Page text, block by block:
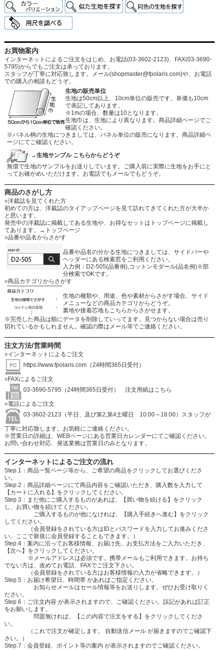
お買物案内
インターネットによるご注文をはじめ、お電話(03-3602-2123)、FAX(03-3690-
5795)からでもご注文は承っております。
スタッフが丁寧に対応致します。メール(shopmaster@fpolaris.com)や、お電話
での購入の相談もどうぞ。
生地の販売単位
生地は50cm以上、10cm単位の販売です。単価も10cm
で表記してあります。
※1mの場合、数量は10となります。
生地巾は、生地により異なります。商品詳細ページでご
確認ください。
※パネル柄の生地につきましては、パネル単位の販売になります。商品詳細ペ
ージにてご確認ください。
→生地サンプル こちらからどうぞ
無償で生地のサンプルをお送りしています。ご購入前に実際に生地をお手にと
ってお確かめいただけます。お電話でもメールでもどうぞ。
商品のさがし方
○洋裁誌を見てくれた方
初めての方は、洋裁誌のタイアップページを見て訪れてきてくれた方が大半か
と思います。
発売中の洋裁誌に掲載してある生地や、お得なセットはトップページに掲載し
てあります。
→トップページ
○品番や品名からさがす
品番や品名の分かる生地につきましては、サイドバーや
ヘッダーにある検索窓をご利用ください。
入力例：D2-505(品番例),コットンモダール(品名例)※部
分検索でOKです。
○商品カテゴリからさがす
生地の種類や、用途、色や素材からさがす場合、サイド
メニューなどの商品カテゴリからどうぞ。
裏地や接着芯地もこちらからさがせます。
※完売した商品は順にデータを削除していってます。見つからない場合は売り
切れているかもしれません。確認の際はメール等でご連絡ください。
注文方法/営業時間
○インターネットによるご注文
https://www.fpolaris.com（24時間365日受付）
○FAXによるご注文
03-3690-5795（24時間365日受付）
注文用紙はこちら
○電話によるご注文
03-3602-2123（平日、及び第2,第4土曜日 10:00～18:00）スタッフが
丁寧に対応致します。お気軽にご連絡ください。
※営業日の詳細は、WEBページにある営業日カレンダーにてご確認ください。
お問い合わせ対応、発送業務は営業日のみとなります。
インターネットによるご注文の流れ
Step.1：商品一覧ページ等から、ご希望の商品をクリックしてお選びくださ
い。
Step.2：商品詳細ページにて商品内容をご確認いただき、購入数を入力して
【カートに入れる】をクリックしてください。
Step.3：まだ他にご購入するものがあれば、【買い物を続ける】をクリック
し、お買い物を続けてください。
ご購入するものが他になければ、【購入手続きへ進む】をクリック
してください。
（会員登録をされている方はIDとパスワードを入力してお進みくださ
い。ここで新規に会員登録することもできます。）
Step.4：案内に沿ってお客様情報、お届け先、お支払方法をご入力いただき、
【次へ】をクリックしてください。
※メールアドレスは必須です。携帯メールもご利用できます。お持ち
でない方は、改めてお電話、FAXでご注文下さい。
（会員登録をされている方はお客様情報の入力が省略できます。）
Step.5：お届け希望日、時間帯 があればご指定ください。
お知らせメールはセール情報等をお送りします。ぜひお受け取りく
ださい。
Step.6：ご注文内容 が表示されますので、ご確認ください。誤記があれば訂正
をお願いします。
問題無ければ、【この内容で注文をする】をクリックしてくださ
い。
（これで注文が確定します。 自動送信メール が届きますのでご確認下
さい。）
Step.7：会員登録、ポイント等の案内 が表示されますのでご確認ください。